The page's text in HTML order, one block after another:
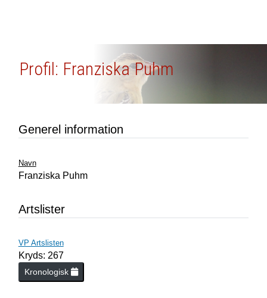
Profil: Franziska Puhm
Generel information
Navn
Franziska Puhm
Artslister
VP Artslisten
Kryds: 267
Kronologisk